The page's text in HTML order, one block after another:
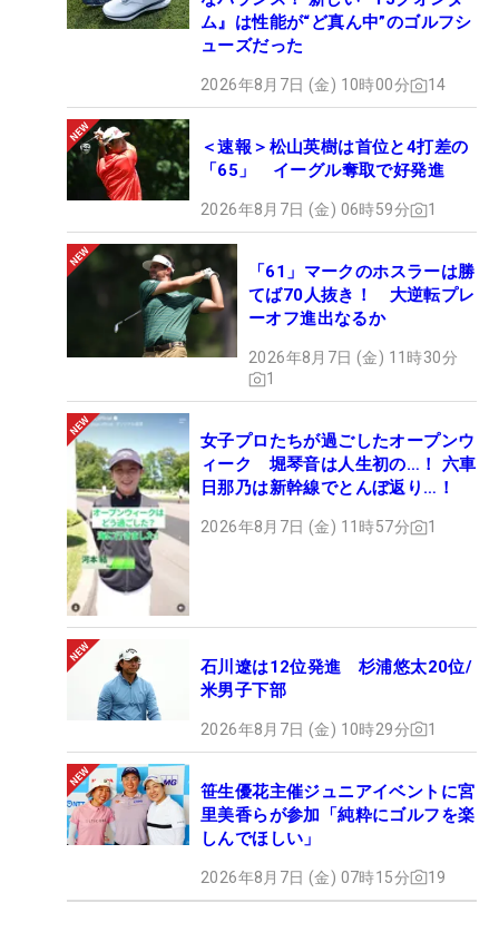
ム』は性能が“ど真ん中”のゴルフシ
ューズだった
2026年8月7日 (金) 10時00分 14
＜速報＞松山英樹は首位と4打差の
「65」 イーグル奪取で好発進
2026年8月7日 (金) 06時59分 1
「61」マークのホスラーは勝
てば70人抜き！ 大逆転プレ
ーオフ進出なるか
2026年8月7日 (金) 11時30分
1
女子プロたちが過ごしたオープンウ
ィーク 堀琴音は人生初の…！ 六車
日那乃は新幹線でとんぼ返り…！
2026年8月7日 (金) 11時57分 1
石川遼は12位発進 杉浦悠太20位/
米男子下部
2026年8月7日 (金) 10時29分 1
笹生優花主催ジュニアイベントに宮
里美香らが参加「純粋にゴルフを楽
しんでほしい」
2026年8月7日 (金) 07時15分 19